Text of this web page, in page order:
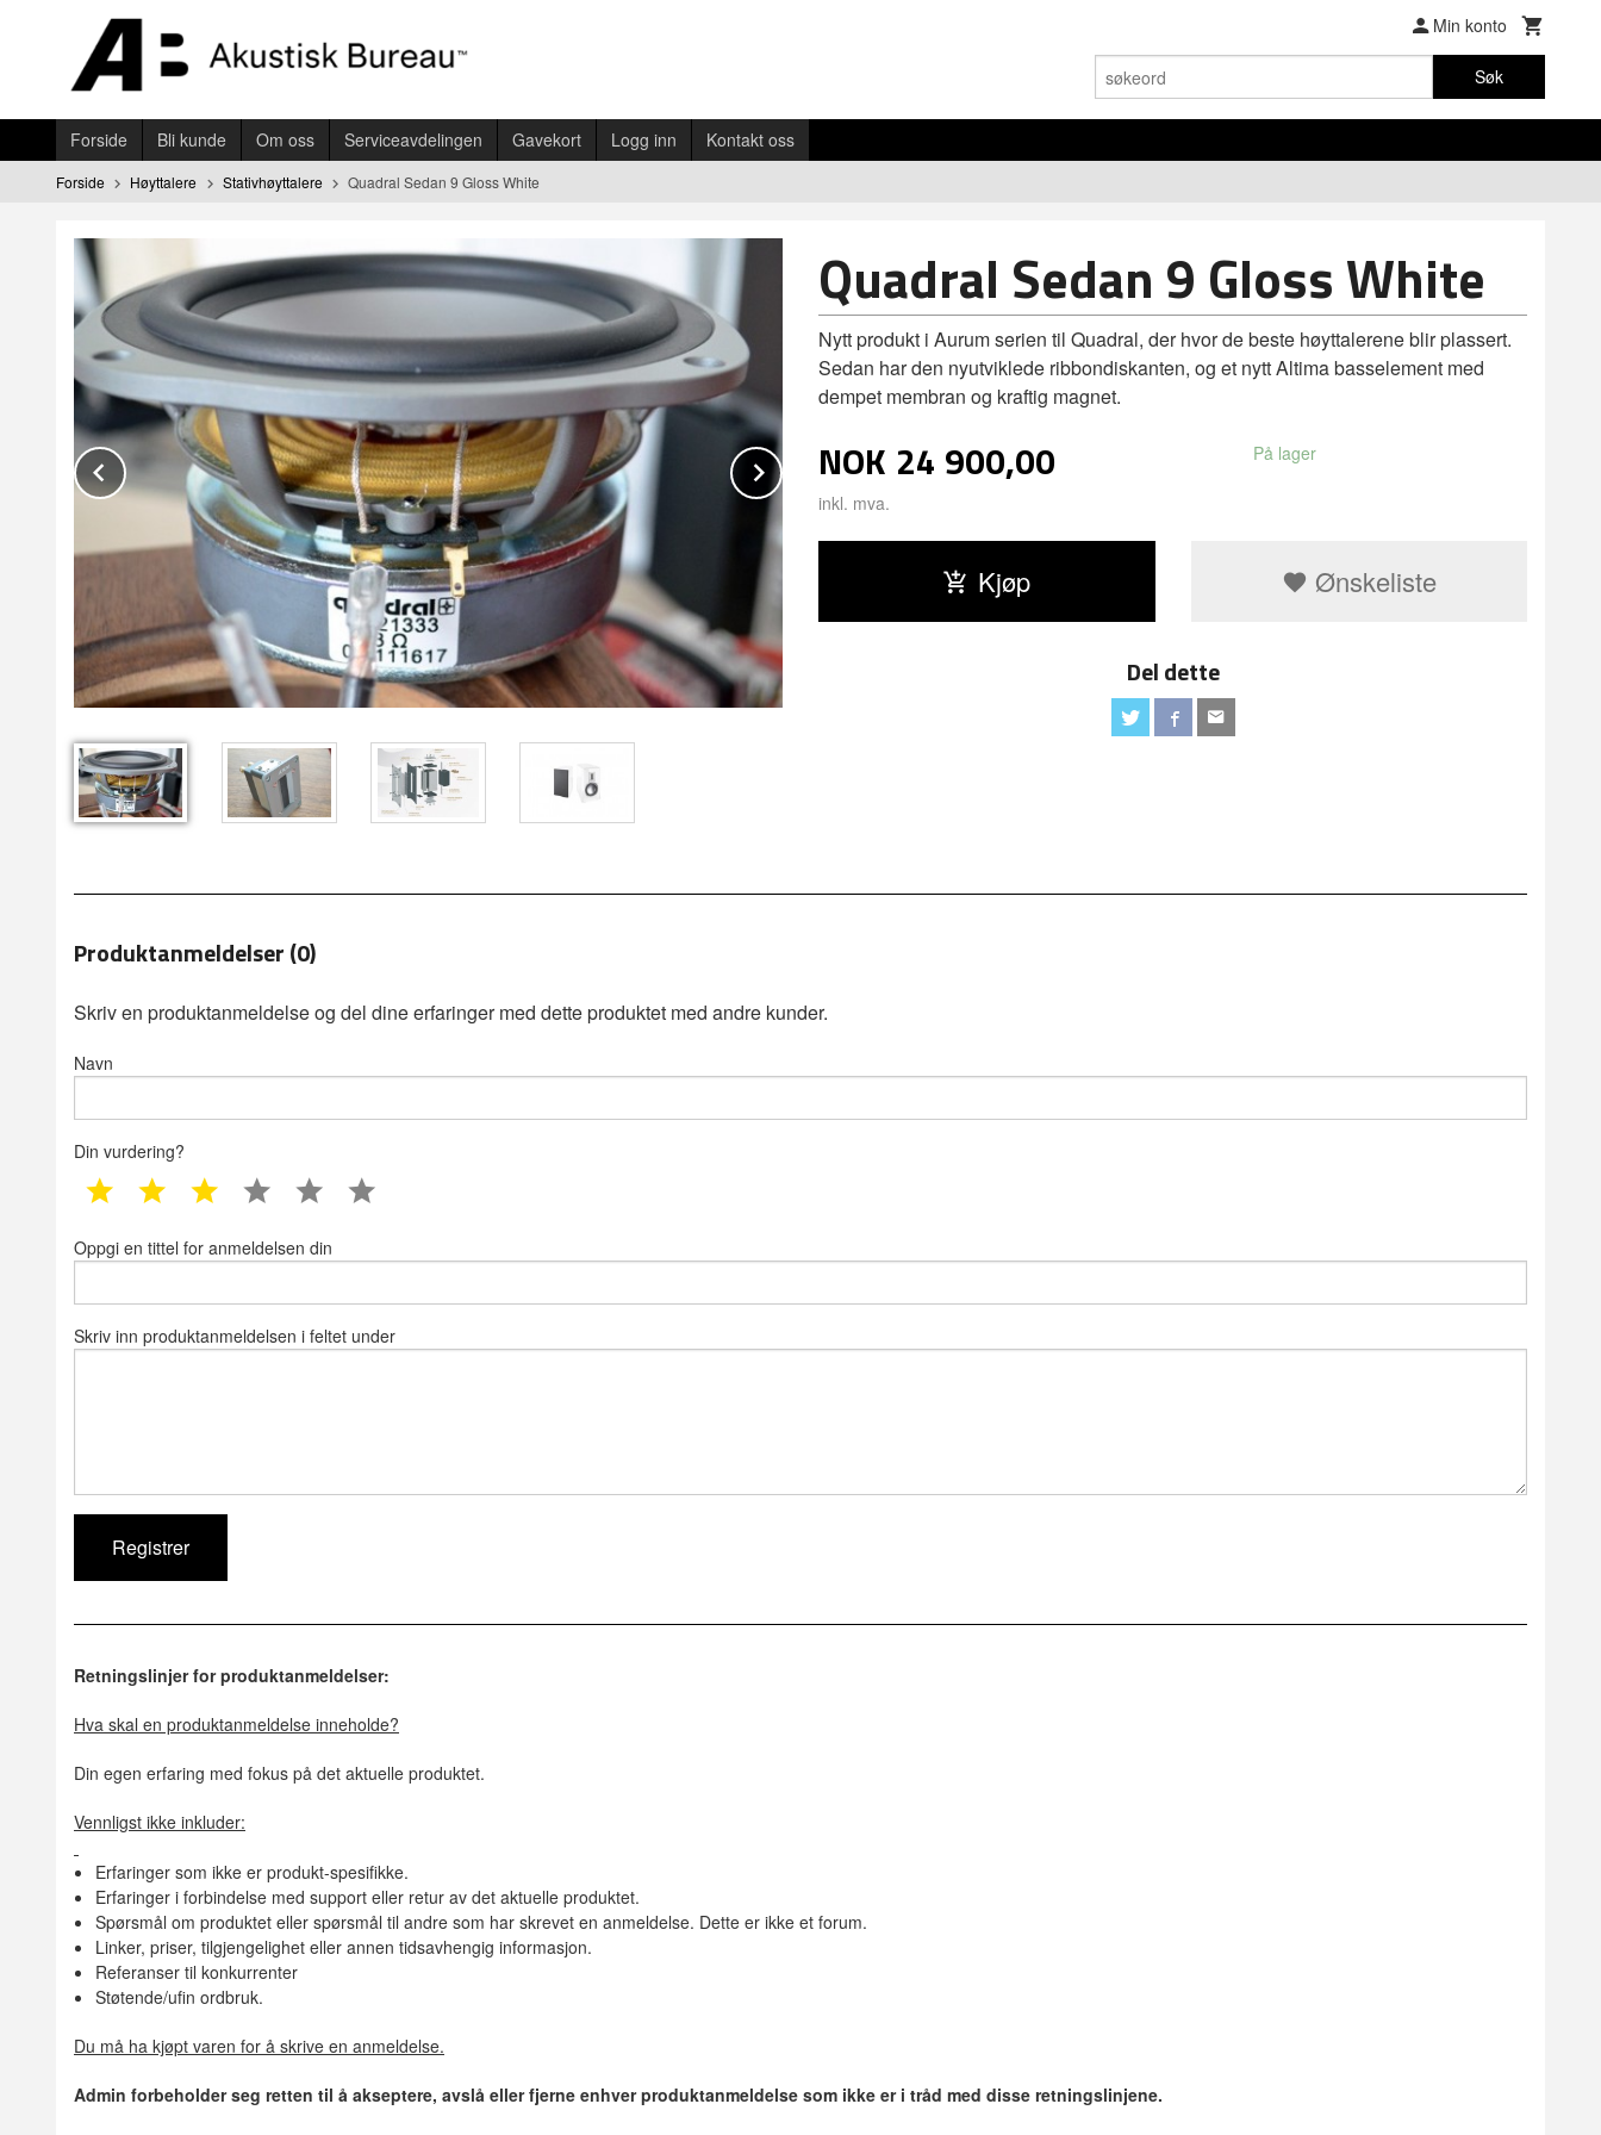
Min konto
Søk
Forside Bli kunde Om oss Serviceavdelingen Gavekort Logg inn Kontakt oss
Forside Høyttalere Stativhøyttalere Quadral Sedan 9 Gloss White
Prev Next
Quadral Sedan 9 Gloss White
Nytt produkt i Aurum serien til Quadral, der hvor de beste høyttalerene blir plassert.
Sedan har den nyutviklede ribbondiskanten, og et nytt Altima basselement med
dempet membran og kraftig magnet.
NOK 24 900,00
inkl. mva.
På lager
Kjøp Ønskeliste
Del dette
Produktanmeldelser (0)
Skriv en produktanmeldelse og del dine erfaringer med dette produktet med andre kunder.
Navn
Din vurdering?
1 star 2 star 3 star 4 star 5 star
Oppgi en tittel for anmeldelsen din
Skriv inn produktanmeldelsen i feltet under
Retningslinjer for produktanmeldelser:
Hva skal en produktanmeldelse inneholde?
Din egen erfaring med fokus på det aktuelle produktet.
Vennligst ikke inkluder:
Erfaringer som ikke er produkt-spesifikke.
Erfaringer i forbindelse med support eller retur av det aktuelle produktet.
Spørsmål om produktet eller spørsmål til andre som har skrevet en anmeldelse. Dette er ikke et forum.
Linker, priser, tilgjengelighet eller annen tidsavhengig informasjon.
Referanser til konkurrenter
Støtende/ufin ordbruk.
Du må ha kjøpt varen for å skrive en anmeldelse.
Admin forbeholder seg retten til å akseptere, avslå eller fjerne enhver produktanmeldelse som ikke er i tråd med disse retningslinjene.